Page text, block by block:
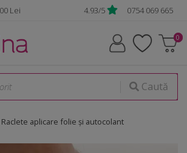
Lei 4.93/5 0754 069 665
Caută
Raclete aplicare folie şi autocolant